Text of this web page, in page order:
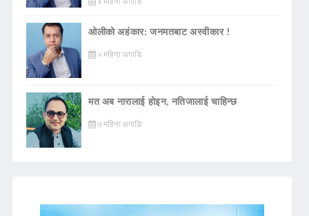
ओलीको अहंकार: जनमतबाट अस्वीकार !
५ महिना अगाडि
मत अब नारालाई होइन, नतिजालाई चाहिन्छ
७ महिना अगाडि